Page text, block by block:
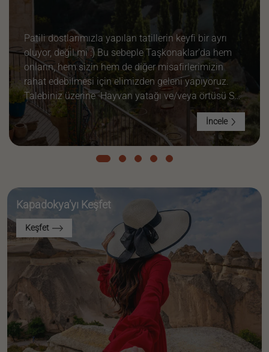
Patili dostlarımızla yapılan tatillerin keyfi bir ayrı
oluyor, değil mi :) Bu sebeple Taşkonaklar’da hem
onların, hem sizin hem de diğer misafirlerimizin
rahat edebilmesi için elimizden geleni yapıyoruz.
Talebiniz üzerine Hayvan yatağı ve/veya örtüsü Su
ve mama kabı sağlayabiliyoruz. Ayrıca odanızdaki
bütün halıları kaldırmayı tercih ediyoruz. Bizim de
sizlerden birkaç ufak ricamız var; Bahçelerimiz
İncele
Kapadokya’yı Keşfet
Keşfet